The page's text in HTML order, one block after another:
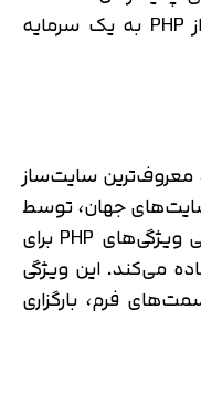
می‌کند. یک ماهیت انعطاف‌پذیر از PHP به یک سرمایه
سایت‌ساز
از ۲۵درصد از سایت‌های جهان، توسط
آن ایجاد شده‌اند. وردپرس از تمامی ویژگی‌های PHP برای
می‌کند. این ویژگی
فرم، بارگزاری